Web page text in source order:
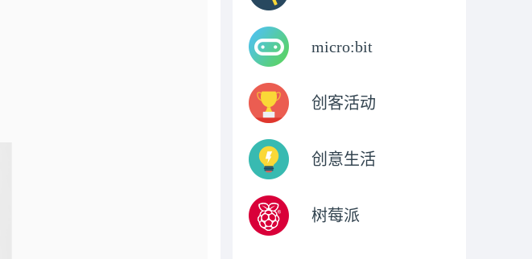
micro:bit
创客活动
创意生活
树莓派